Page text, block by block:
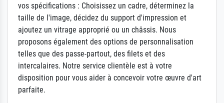
vos spécifications : Choisissez un cadre, déterminez la
taille de l'image, décidez du support d'impression et
ajoutez un vitrage approprié ou un châssis. Nous
proposons également des options de personnalisation
telles que des passe-partout, des filets et des
intercalaires. Notre service clientèle est à votre
disposition pour vous aider à concevoir votre œuvre d'art
parfaite.